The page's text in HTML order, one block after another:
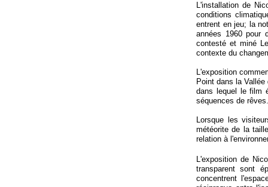
L'installation de
conditions
entrent en jeu; la
années 1960 pour
contesté et miné
contexte du
L'exposition
Point dans la
dans lequel le film
séquences de rêves.
Lorsque les
météorite de la
relation à
L'exposition de
transparent sont
concentrent